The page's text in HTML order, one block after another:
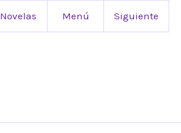
Novelas Menú Siguiente